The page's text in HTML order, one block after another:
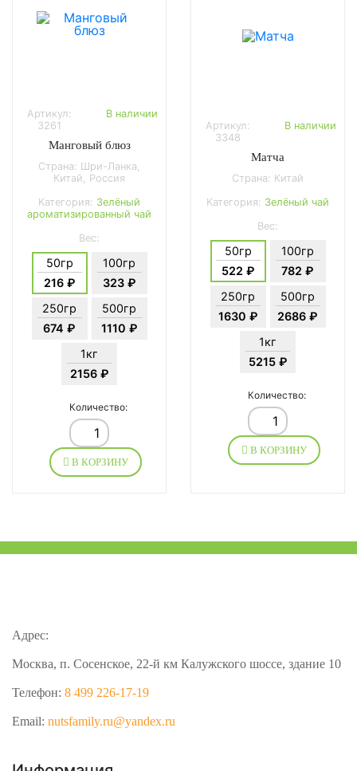
Артикул:
3261
В наличии
Манговый блюз
Страна: Шри-Ланка,
Китай, Россия
Категория: Зелёный
ароматизированный чай
Вес:
50гр
216 ₽
100гр
323 ₽
250гр
674 ₽
500гр
1110 ₽
1кг
2156 ₽
Количество:
В КОРЗИНУ
Артикул:
3348
В наличии
Матча
Страна: Китай
Категория: Зелёный чай
Вес:
50гр
522 ₽
100гр
782 ₽
250гр
1630 ₽
500гр
2686 ₽
1кг
5215 ₽
Количество:
В КОРЗИНУ
Адрес:
Москва, п. Сосенское, 22-й км Калужского шоссе, здание 10
Телефон: 8 499 226-17-19
Email: nutsfamily.ru@yandex.ru